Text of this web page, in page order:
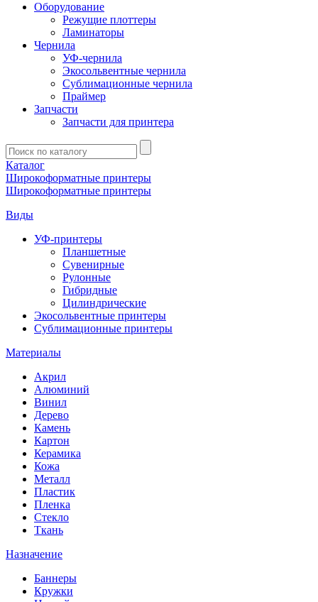
Оборудование
Режущие плоттеры
Ламинаторы
Чернила
УФ-чернила
Экосольвентные чернила
Сублимационные чернила
Праймер
Запчасти
Запчасти для принтера
Введите
запрос
Каталог
Широкоформатные принтеры
Широкоформатные принтеры
Виды
УФ-принтеры
Планшетные
Сувенирные
Рулонные
Гибридные
Цилиндрические
Экосольвентные принтеры
Сублимационные принтеры
Материалы
Акрил
Алюминий
Винил
Дерево
Камень
Картон
Керамика
Кожа
Металл
Пластик
Пленка
Стекло
Ткань
Назначение
Баннеры
Кружки